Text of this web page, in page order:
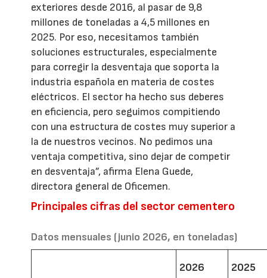
exteriores desde 2016, al pasar de 9,8
millones de toneladas a 4,5 millones en
2025. Por eso, necesitamos también
soluciones estructurales, especialmente
para corregir la desventaja que soporta la
industria española en materia de costes
eléctricos. El sector ha hecho sus deberes
en eficiencia, pero seguimos compitiendo
con una estructura de costes muy superior a
la de nuestros vecinos. No pedimos una
ventaja competitiva, sino dejar de competir
en desventaja”, afirma Elena Guede,
directora general de Oficemen.
Principales cifras del sector cementero
Datos mensuales (junio 2026, en toneladas)
2026 2025